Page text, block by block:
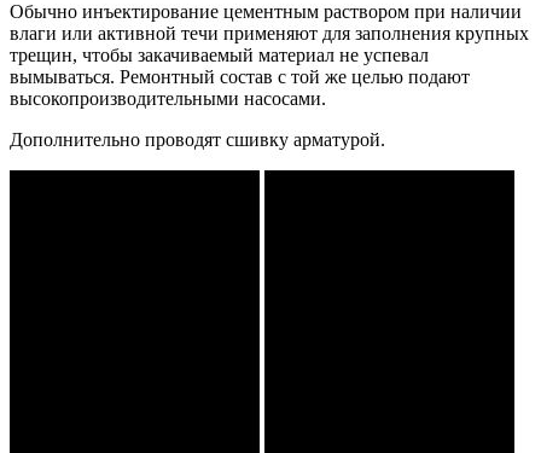
Обычно инъектирование цементным раствором при наличии
влаги или активной течи применяют для заполнения крупных
трещин, чтобы закачиваемый материал не успевал
вымываться. Ремонтный состав с той же целью подают
высокопроизводительными насосами.
Дополнительно проводят сшивку арматурой.